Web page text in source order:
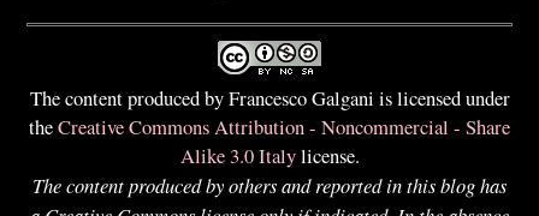
The content produced by Francesco Galgani is licensed under
theCreative Commons Attribution - Noncommercial - Share
Alike 3.0 Italylicense.
The content produced by others and reported in this blog has